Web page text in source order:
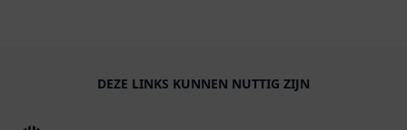
DEZE LINKS KUNNEN NUTTIG ZIJN